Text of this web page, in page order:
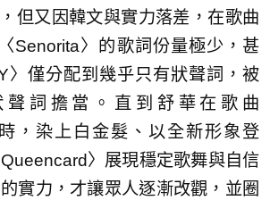
但又因韓文與實力落差，在歌曲
〈Senorita〉的歌詞份量極少，甚
〉僅分配到幾乎只有狀聲詞，被
聲詞擔當。直到舒華在歌曲
，染上白金髮、以全新形象登
〉展現穩定歌舞與自信
實力，才讓眾人逐漸改觀，並圈